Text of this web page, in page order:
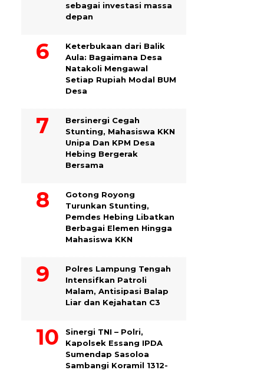
sebagai investasi massa
depan
Keterbukaan dari Balik
Aula: Bagaimana Desa
Natakoli Mengawal
Setiap Rupiah Modal BUM
Desa
Bersinergi Cegah
Stunting, Mahasiswa KKN
Unipa Dan KPM Desa
Hebing Bergerak
Bersama
Gotong Royong
Turunkan Stunting,
Pemdes Hebing Libatkan
Berbagai Elemen Hingga
Mahasiswa KKN
Polres Lampung Tengah
Intensifkan Patroli
Malam, Antisipasi Balap
Liar dan Kejahatan C3
Sinergi TNI – Polri,
Kapolsek Essang IPDA
Sumendap Sasoloa
Sambangi Koramil 1312-